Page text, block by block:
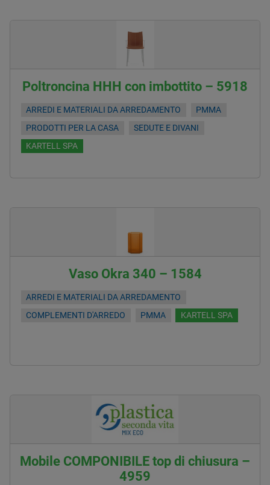
Poltroncina HHH con imbottito – 5918
ARREDI E MATERIALI DA ARREDAMENTO
PMMA
PRODOTTI PER LA CASA
SEDUTE E DIVANI
KARTELL SPA
Vaso Okra 340 – 1584
ARREDI E MATERIALI DA ARREDAMENTO
COMPLEMENTI D'ARREDO
PMMA KARTELL SPA
Mobile COMPONIBILE top di chiusura –
4959